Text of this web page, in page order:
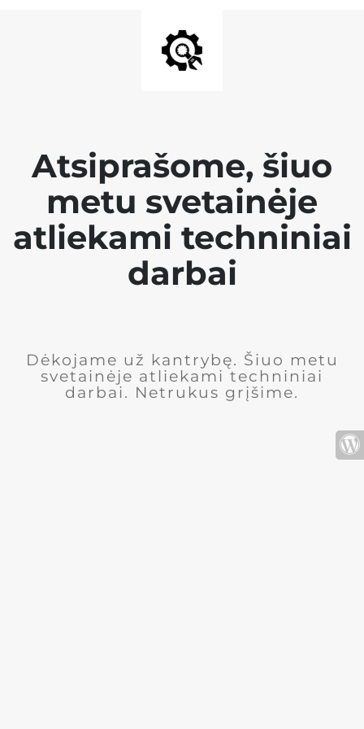
Atsiprašome, šiuo
metu svetainėje
atliekami techniniai
darbai
Dėkojame už kantrybę. Šiuo metu
svetainėje atliekami techniniai
darbai. Netrukus grįšime.